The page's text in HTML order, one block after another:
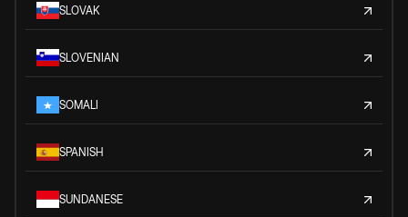
SLOVAK
SLOVENIAN
SOMALI
SPANISH
SUNDANESE